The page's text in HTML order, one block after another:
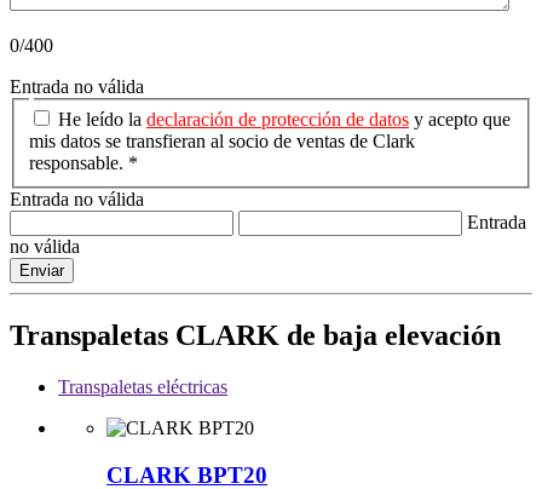
0/400
Entrada no válida
He leído la declaración de protección de datos y acepto que
mis datos se transfieran al socio de ventas de Clark
responsable. *
Entrada no válida
Entrada
no válida
Enviar
Transpaletas CLARK de baja elevación
Transpaletas eléctricas
CLARK BPT20